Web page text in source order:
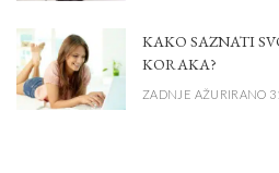
KAKO SAZNATI
KORAKA?
ZADNJE AŽURIRANO